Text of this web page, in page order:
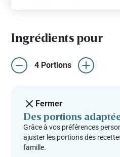
Ingrédients pour
4 Portions
Fermer
Des portions
Grâce à vos préférences
ajuster les portions des
famille.